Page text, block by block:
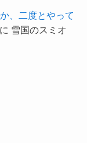
、二度とやって
に 雪国のスミオ